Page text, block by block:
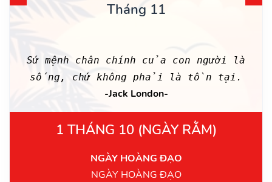
Tháng 11
Sứ mệnh chân chính của con người là
sống, chứ không phải là tồn tại.
-Jack London-
1 THÁNG 10 (NGÀY RẰM)
NGÀY HOÀNG ĐẠO
NGÀY HOÀNG ĐẠO